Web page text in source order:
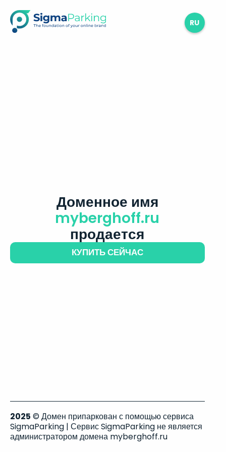
RU
Доменное имя
myberghoff.ru
продается
КУПИТЬ СЕЙЧАС
2025 © Домен припаркован с помощью сервиса
SigmaParking | Сервис SigmaParking не является
администратором домена myberghoff.ru